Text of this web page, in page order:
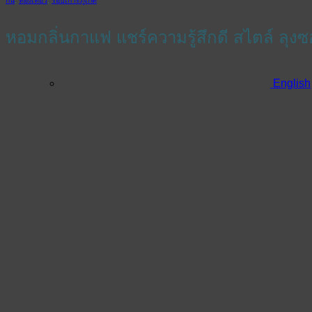
English
หอมกลิ่นกาแฟ แชร์ความรู้สึกดี สไตล์ ลุงซ